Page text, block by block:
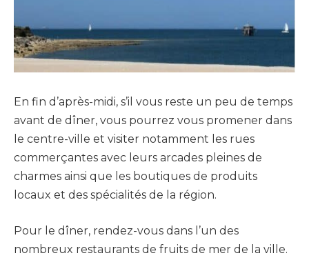
En fin d’après-midi, s’il vous reste un peu de temps
avant de dîner, vous pourrez vous promener dans
le centre-ville et visiter notamment les rues
commerçantes avec leurs arcades pleines de
charmes ainsi que les boutiques de produits
locaux et des spécialités de la région.
Pour le dîner, rendez-vous dans l’un des
nombreux restaurants de fruits de mer de la ville.